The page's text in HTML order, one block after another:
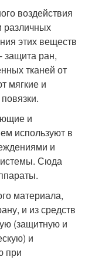
воздействия
различных
этих веществ
защита ран,
тканей от
мягкие и
и
используют в
и
Сюда
материала,
и из средств
(защитную и
и
при